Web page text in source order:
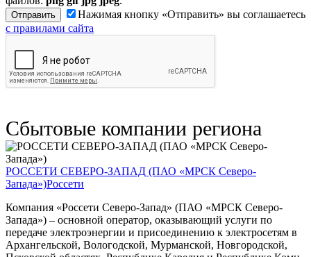
Нажимая кнопку «Отправить» вы соглашаетесь
с правилами сайта
Сбытовые компании региона
РОССЕТИ СЕВЕРО-ЗАПАД (ПАО «МРСК Северо-
Запада»)Россети
Компания «Россети Северо-Запад» (ПАО «МРСК Северо-
Запада») – основной оператор, оказывающий услуги по
передаче электроэнергии и присоединению к электросетям в
Архангельской, Вологодской, Мурманской, Новгородской,